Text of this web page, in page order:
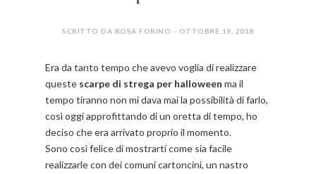
SCRITTO DA ROSA FORINO - OTTOBRE 19, 2018
Era da tanto tempo che avevo voglia di realizzare
queste scarpe di strega per halloween ma il
tempo tiranno non mi dava mai la possibilità di farlo,
così oggi approfittando di un oretta di tempo, ho
deciso che era arrivato proprio il momento.
Sono così felice di mostrarti come sia facile
realizzarle con dei comuni cartoncini, un nastro